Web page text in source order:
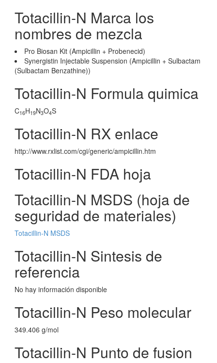
Totacillin-N Marca los
nombres de mezcla
Pro Biosan Kit (Ampicillin + Probenecid)
Synergistin Injectable Suspension (Ampicillin + Sulbactam
(Sulbactam Benzathine))
Totacillin-N Formula quimica
C16H19N3O4S
Totacillin-N RX enlace
http://www.rxlist.com/cgi/generic/ampicillin.htm
Totacillin-N FDA hoja
Totacillin-N MSDS (hoja de
seguridad de materiales)
Totacillin-N MSDS
Totacillin-N Sintesis de
referencia
No hay información disponible
Totacillin-N Peso molecular
349.406 g/mol
Totacillin-N Punto de fusion